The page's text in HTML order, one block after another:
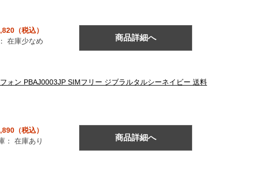
（税込）
在庫少なめ 商品詳細へ
ォン PBAJ0003JP SIMフリー ジブラルタルシーネイビー 送料
（税込）
：
在庫あり 商品詳細へ